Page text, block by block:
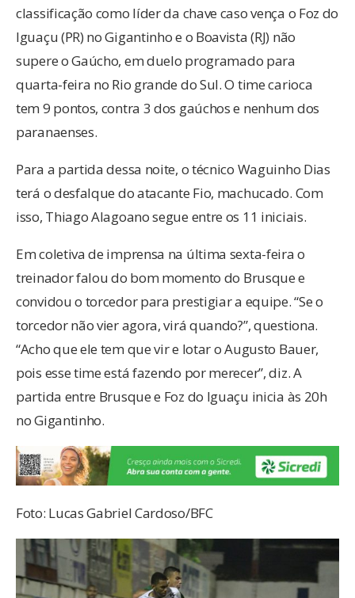
classificação como líder da chave caso vença o Foz do
Iguaçu (PR) no Gigantinho e o Boavista (RJ) não
supere o Gaúcho, em duelo programado para
quarta-feira no Rio grande do Sul. O time carioca
tem 9 pontos, contra 3 dos gaúchos e nenhum dos
paranaenses.
Para a partida dessa noite, o técnico Waguinho Dias
terá o desfalque do atacante Fio, machucado. Com
isso, Thiago Alagoano segue entre os 11 iniciais.
Em coletiva de imprensa na última sexta-feira o
treinador falou do bom momento do Brusque e
convidou o torcedor para prestigiar a equipe. “Se o
torcedor não vier agora, virá quando?”, questiona.
“Acho que ele tem que vir e lotar o Augusto Bauer,
pois esse time está fazendo por merecer”, diz. A
partida entre Brusque e Foz do Iguaçu inicia às 20h
no Gigantinho.
Foto: Lucas Gabriel Cardoso/BFC